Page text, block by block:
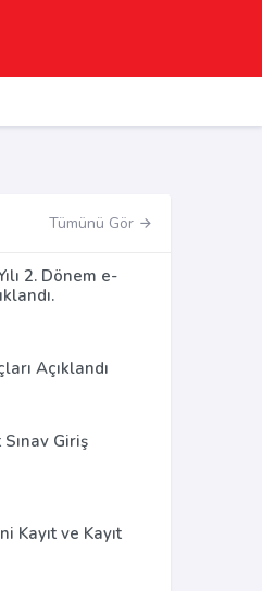
Tümünü Gör
2. Dönem e-
Açıklandı
Sınav Giriş
Kayıt ve Kayıt